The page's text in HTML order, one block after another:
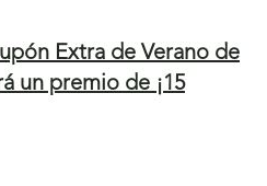
Extra de Verano de
un premio de ¡15